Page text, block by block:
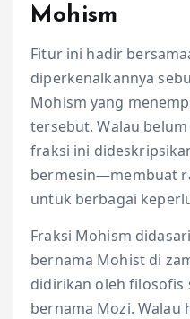
Mohism
Fitur ini hadir
diperkenalkannya
Mohism yang
tersebut. Walau
fraksi ini
bermesin—membuat
untuk berbagai
Fraksi Mohism
bernama Mohist di
didirikan oleh filosofis
bernama Mozi. Walau